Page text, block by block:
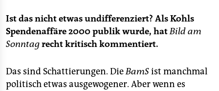
Ist das nicht etwas undifferenziert? Als Kohls
Spendenaffäre 2000 publik wurde, hatBild am
Sonntagrecht kritisch kommentiert.
Das sind Schattierungen. DieBamSist manchmal
politisch etwas ausgewogener. Aber wenn es